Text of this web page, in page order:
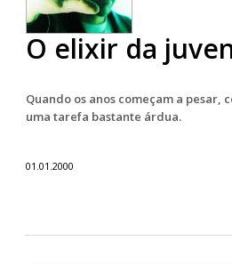
O elixir da
Quando os anos começam a pesar,
uma tarefa bastante árdua.
01.01.2000